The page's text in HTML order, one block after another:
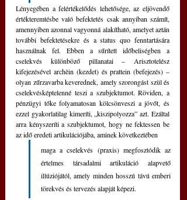
Lényegében a felértékelődés lehetősége, az eljövendő
értékteremtésbe való befektetés csak annyiban számít,
amennyiben azonnal vagyonná alakítható, amelyet aztán
további befektetésekre és a status quo fenntartására
használnak fel. Ebben a sűrített időbeliségben a
cselekvés különböző pillanatai – Arisztotelész
kifejezésével archèin (kezdet) és prattein (befejezés) –
olyan zűrzavarba keverednek, amely szorongást szül és
cselekvésképtelenné teszi a szubjektumot. Röviden, a
pénzügyi tőke folyamatosan kölcsönveszi a jövőt, és
ezzel gyakorlatilag kimeríti, „kiszipolyozza” azt. Ezáltal
arra kényszeríti a szubjektumot, hogy ne fektessen be
az idő eredeti artikulációjába, aminek következtében
maga a cselekvés (praxis) megfosztódik az
értelmes társadalmi artikuláció alapvető
illúziójától, amely minden hosszú távú emberi
törekvés és tervezés alapját képezi.